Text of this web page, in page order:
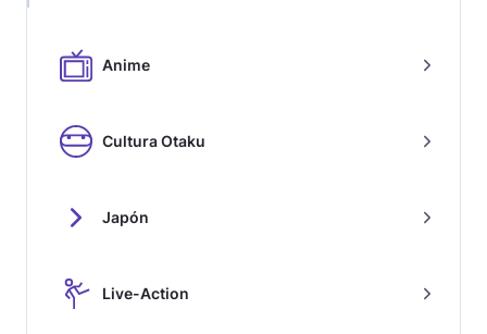
Anime
Cultura Otaku
Japón
Live-Action